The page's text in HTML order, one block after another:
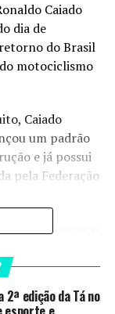
Caiado
dia de
do Brasil
motociclismo
Caiado
um padrão
e já possui
pela Federação
que o espaço
edição da Tá no